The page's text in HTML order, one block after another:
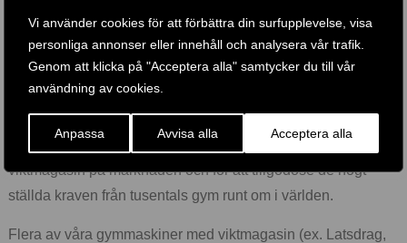
Vi använder cookies för att förbättra din surfupplevelse, visa
personliga annonser eller innehåll och analysera vår trafik.
Genom att klicka på "Acceptera alla" samtycker du till vår
användning av cookies.
Anpassa Avvisa alla Acceptera alla
Styrkemaskiner med viktmagasin finns i ett flertal olika
märken och serier såsom Body Solid, Club Line, Pro Dual,
Steelflex Megapower, Life Fitness med flera.
Vi erbjuder de mest prisvärda och kraftiga maskinerna med
viktmagasin på marknaden och för att tillgodose de högt
ställda kraven från tusentals gym runt om i världen.
Flera av våra gymmaskiner med viktmagasin (ex. Latsdrag,